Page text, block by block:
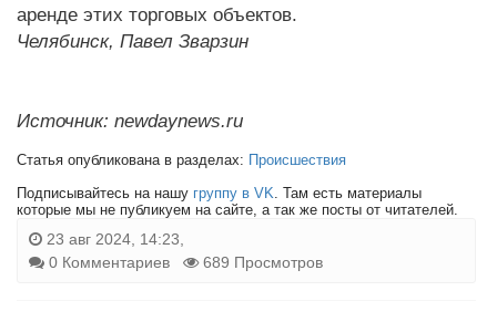
аренде этих торговых объектов.
Челябинск, Павел Зварзин
Источник: newdaynews.ru
Статья опубликована в разделах: Происшествия
Подписывайтесь на нашу группу в VK . Там есть материалы
которые мы не публикуем на сайте, а так же посты от читателей.
23 авг 2024, 14:23,
0 Комментариев
689 Просмотров